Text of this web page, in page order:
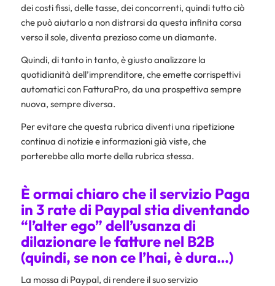
dei costi fissi, delle tasse, dei concorrenti, quindi tutto ciò
che può aiutarlo a non distrarsi da questa infinita corsa
verso il sole, diventa prezioso come un diamante.
Quindi, di tanto in tanto, è giusto analizzare la
quotidianità dell’imprenditore, che emette corrispettivi
automatici con FatturaPro, da una prospettiva sempre
nuova, sempre diversa.
Per evitare che questa rubrica diventi una ripetizione
continua di notizie e informazioni già viste, che
porterebbe alla morte della rubrica stessa.
È ormai chiaro che il servizio Paga
in 3 rate di Paypal stia diventando
“l’alter ego” dell’usanza di
dilazionare le fatture nel B2B
(quindi, se non ce l’hai, è dura…)
La mossa di Paypal, di rendere il suo servizio